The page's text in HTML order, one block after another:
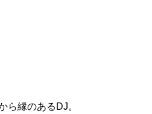
ら縁のあるDJ。